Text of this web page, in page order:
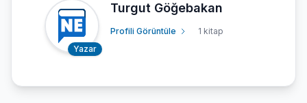
Yazar
Turgut Göğebakan
Profili Görüntüle 1 kitap